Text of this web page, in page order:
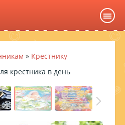
» Крестнику
крестника в день